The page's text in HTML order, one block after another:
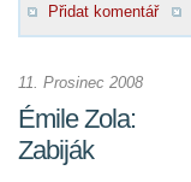
Přidat komentář
11. Prosinec 2008
Émile Zola:
Zabiják